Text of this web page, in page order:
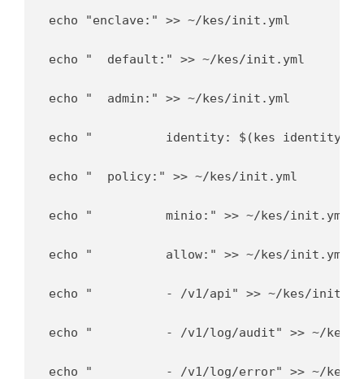
echo "enclave:" >> ~/kes/init.yml
echo "  default:" >> ~/kes/init.yml
echo "	admin:" >> ~/kes/init.yml
echo "  	identity: $(kes identity of minio-admin.crt)" >> ~/kes/init.yml
echo "	policy:" >> ~/kes/init.yml
echo "  	minio:" >> ~/kes/init.yml
echo "    	allow:" >> ~/kes/init.yml
echo "    	- /v1/api" >> ~/kes/init.yml
echo "    	- /v1/log/audit" >> ~/kes/init.yml
echo "    	- /v1/log/error" >> ~/kes/init.yml